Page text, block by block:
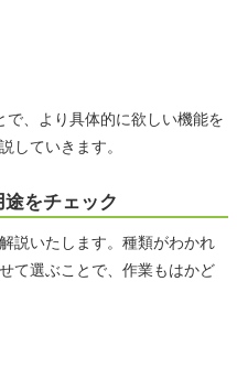
、より具体的に欲しい機能を
していきます。
途をチェック
説いたします。種類がわかれ
て選ぶことで、作業もはかど